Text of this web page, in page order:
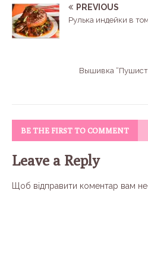
PREVIOUS
Рулька индейки в
Вышивка
BE THE FIRST TO COMMENT
Leave a Reply
Щоб відправити коментар вам